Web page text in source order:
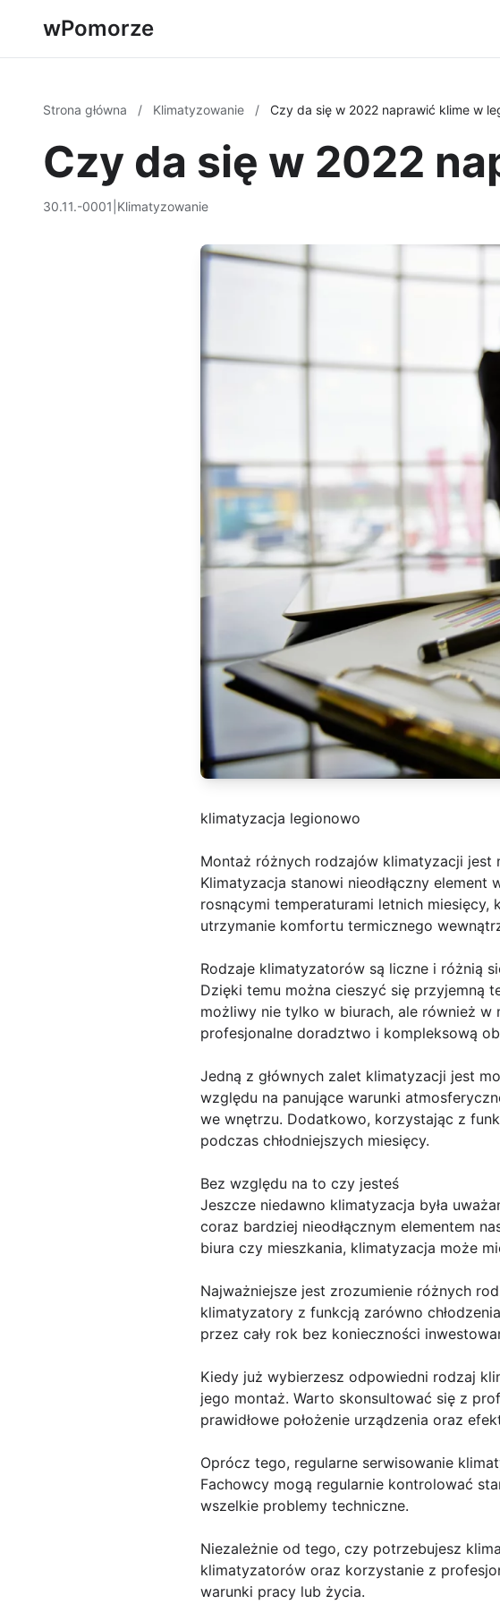
wPomorze
Strona główna / Klimatyzowanie / Czy da się w 2022 naprawić klime w
Czy da się w 2022
30.11.-0001 Klimatyzowanie
klimatyzacja legionowo
Montaż różnych rodzajów klimatyzacji jest
Klimatyzacja stanowi nieodłączny
rosnącymi temperaturami letnich
utrzymanie komfortu termicznego
Rodzaje klimatyzatorów są liczne i różnią
Dzięki temu można cieszyć się przyjemną
możliwy nie tylko w biurach, ale również w
profesjonalne doradztwo i kompleksową
Jedną z głównych zalet klimatyzacji jest
względu na panujące warunki
we wnętrzu. Dodatkowo, korzystając z
podczas chłodniejszych miesięcy.
Bez względu na to czy jesteś
Jeszcze niedawno klimatyzacja była
coraz bardziej nieodłącznym elementem
biura czy mieszkania, klimatyzacja może
Najważniejsze jest zrozumienie różnych
klimatyzatory z funkcją zarówno
przez cały rok bez konieczności
Kiedy już wybierzesz odpowiedni rodzaj
jego montaż. Warto skonsultować się z
prawidłowe położenie urządzenia oraz
Oprócz tego, regularne serwisowanie
Fachowcy mogą regularnie kontrolować
wszelkie problemy techniczne.
Niezależnie od tego, czy potrzebujesz
klimatyzatorów oraz korzystanie z
warunki pracy lub życia.